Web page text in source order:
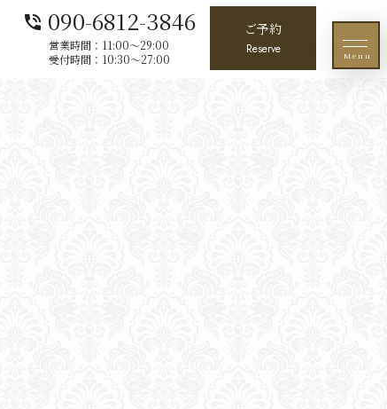
phone_in_talk 090-6812-3846
営業時間：11:00〜29:00
受付時間：10:30〜27:00
ご予約
Reserve Menu